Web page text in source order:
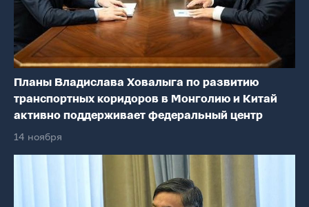
Планы Владислава Ховалыга по развитию
транспортных коридоров в Монголию и Китай
активно поддерживает федеральный центр
14 ноября